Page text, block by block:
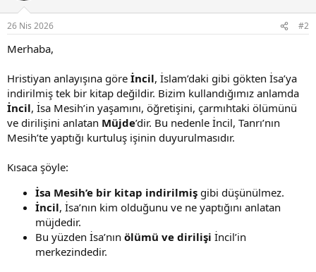
26 Nis 2026 #2
Merhaba,
Hristiyan anlayışına göre İncil, İslam’daki gibi gökten İsa’ya
indirilmiş tek bir kitap değildir. Bizim kullandığımız anlamda
İncil, İsa Mesih’in yaşamını, öğretişini, çarmıhtaki ölümünü
ve dirilişini anlatan Müjde’dir. Bu nedenle İncil, Tanrı’nın
Mesih’te yaptığı kurtuluş işinin duyurulmasıdır.
Kısaca şöyle:
İsa Mesih’e bir kitap indirilmiş gibi düşünülmez.
İncil, İsa’nın kim olduğunu ve ne yaptığını anlatan
müjdedir.
Bu yüzden İsa’nın ölümü ve dirilişi İncil’in
merkezindedir.